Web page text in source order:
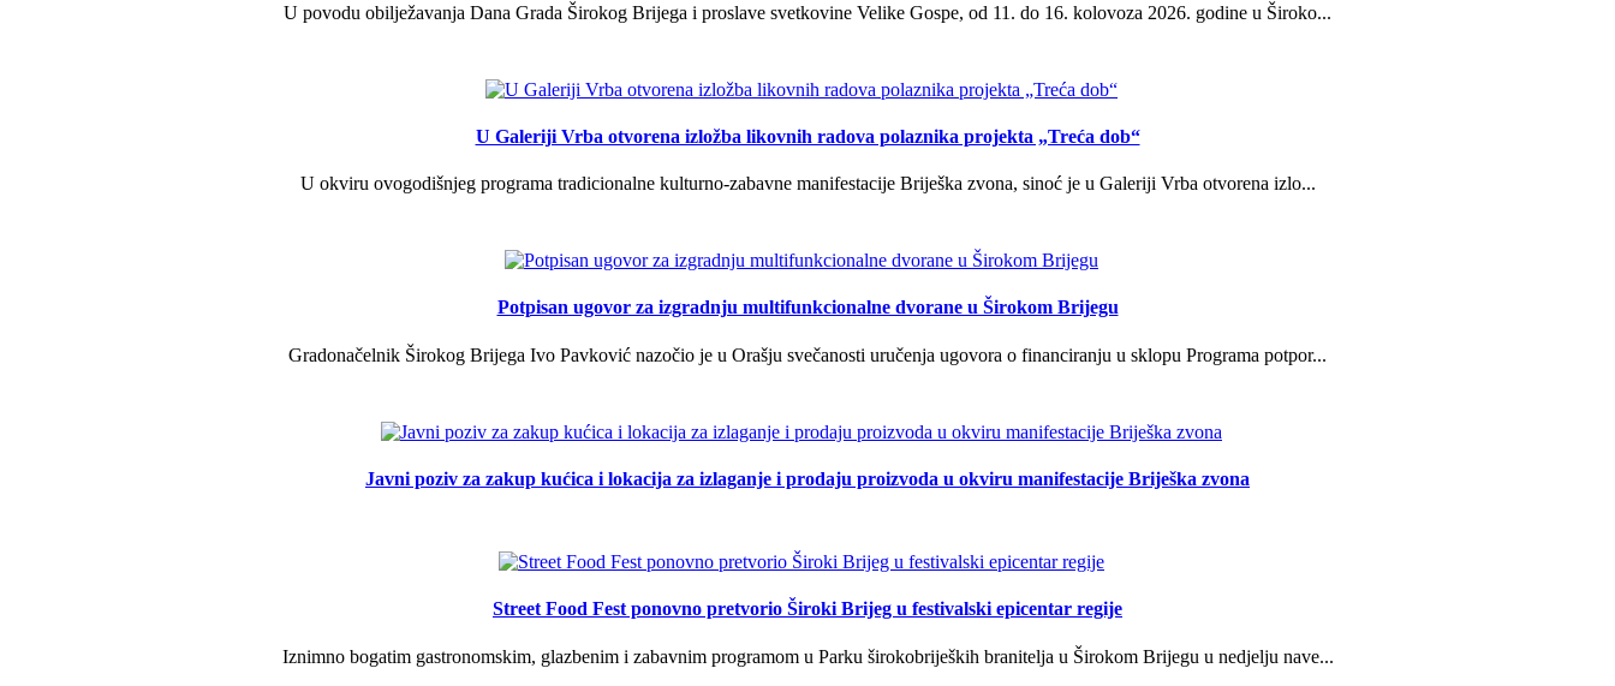
U povodu obilježavanja Dana Grada Širokog Brijega i proslave svetkovine Velike Gospe, od 11. do 16. kolovoza 2026. godine u Široko...
U Galeriji Vrba otvorena izložba likovnih radova polaznika projekta „Treća dob“
U okviru ovogodišnjeg programa tradicionalne kulturno-zabavne manifestacije Briješka zvona, sinoć je u Galeriji Vrba otvorena izlo...
Potpisan ugovor za izgradnju multifunkcionalne dvorane u Širokom Brijegu
Gradonačelnik Širokog Brijega Ivo Pavković nazočio je u Orašju svečanosti uručenja ugovora o financiranju u sklopu Programa potpor...
Javni poziv za zakup kućica i lokacija za izlaganje i prodaju proizvoda u okviru manifestacije Briješka zvona
Street Food Fest ponovno pretvorio Široki Brijeg u festivalski epicentar regije
Iznimno bogatim gastronomskim, glazbenim i zabavnim programom u Parku širokobrijeških branitelja u Širokom Brijegu u nedjelju nave...